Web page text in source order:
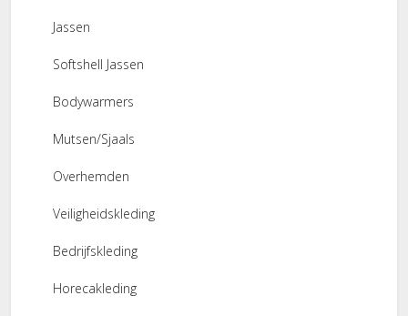
Jassen
Softshell Jassen
Bodywarmers
Mutsen/Sjaals
Overhemden
Veiligheidskleding
Bedrijfskleding
Horecakleding